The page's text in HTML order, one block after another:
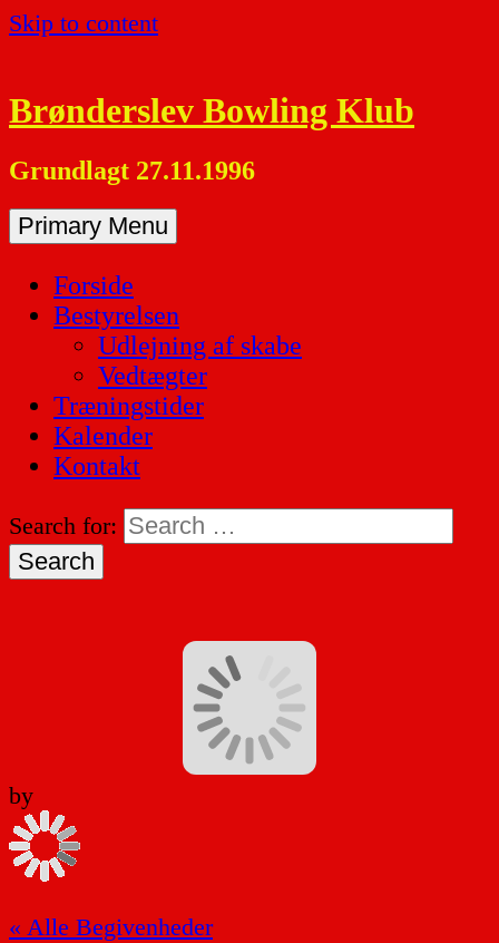
Skip to content
Brønderslev Bowling Klub
Grundlagt 27.11.1996
Primary Menu
Forside
Bestyrelsen
Udlejning af skabe
Vedtægter
Træningstider
Kalender
Kontakt
Search for:
by
« Alle Begivenheder